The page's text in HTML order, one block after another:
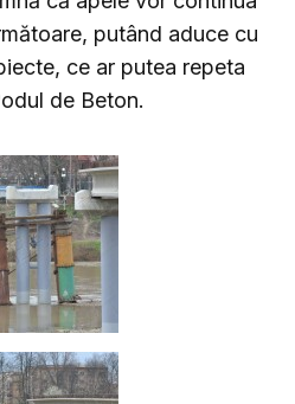
putând aduce cu
ce ar putea repeta
de Beton.